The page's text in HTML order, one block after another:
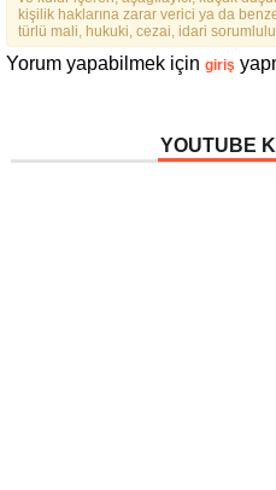
kişilik haklarına zarar verici ya da
türlü mali, hukuki, cezai, idari
Yorum yapabilmek için giriş
YOUTUBE